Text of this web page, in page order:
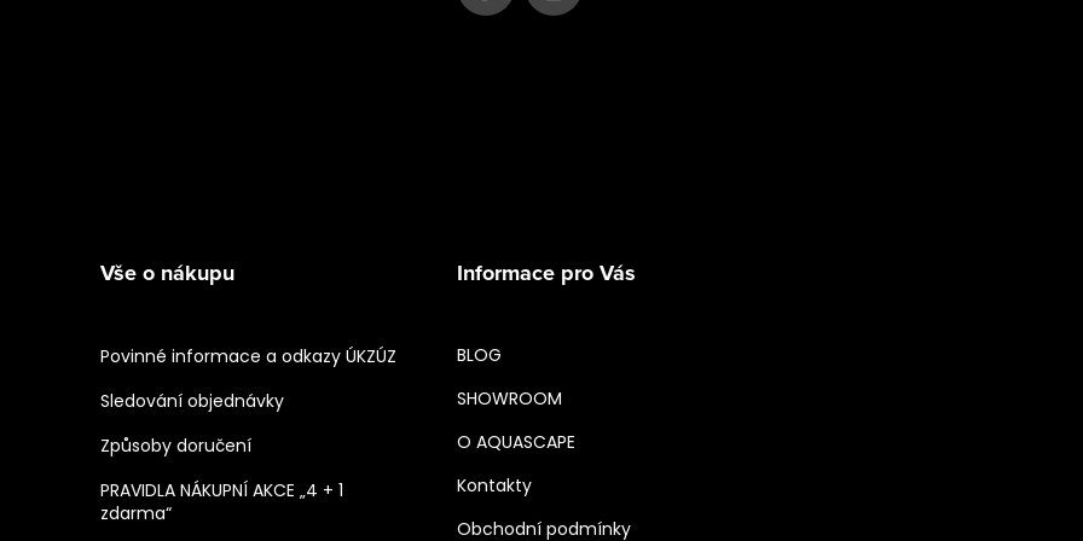
Vše o nákupu
Povinné informace a odkazy ÚKZÚZ
Sledování objednávky
Způsoby doručení
PRAVIDLA NÁKUPNÍ AKCE „4 + 1
zdarma“
Informace pro Vás
BLOG
SHOWROOM
O AQUASCAPE
Kontakty
Obchodní podmínky